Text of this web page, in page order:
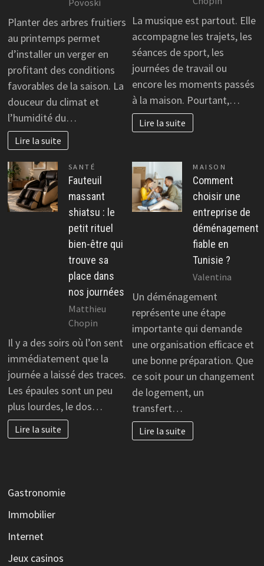
Povoski
Planter des arbres fruitiers
au printemps permet
d’installer un verger en
profitant des conditions
favorables de la saison. La
douceur du climat et
l’humidité du…
Lire la suite
La musique est partout. Elle
accompagne les trajets, les
séances de sport, les
journées de travail ou
encore les moments passés
à la maison. Pourtant,…
Lire la suite
SANTÉ
Fauteuil
massant
shiatsu : le
petit rituel
bien-être qui
trouve sa
place dans
nos journées
Matthieu
Chopin
Il y a des soirs où l’on sent
immédiatement que la
journée a laissé des traces.
Les épaules sont un peu
plus lourdes, le dos…
Lire la suite
MAISON
Comment
choisir une
entreprise de
déménagement
fiable en
Tunisie ?
Valentina
Un déménagement
représente une étape
importante qui demande
une organisation efficace et
une bonne préparation. Que
ce soit pour un changement
de logement, un
transfert…
Lire la suite
Gastronomie
Immobilier
Internet
Jeux casinos